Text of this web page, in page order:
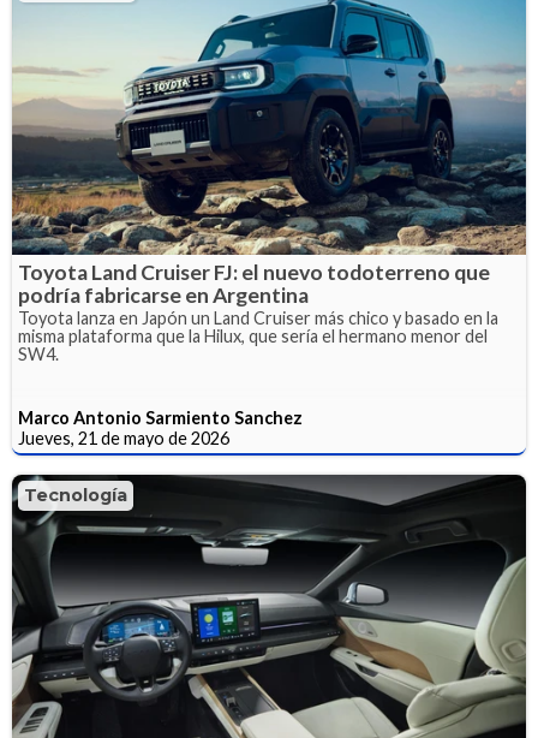
Toyota Land Cruiser FJ: el nuevo todoterreno que
podría fabricarse en Argentina
Toyota lanza en Japón un Land Cruiser más chico y basado en la
misma plataforma que la Hilux, que sería el hermano menor del
SW4.
Marco Antonio Sarmiento Sanchez
Jueves, 21 de mayo de 2026
Tecnología